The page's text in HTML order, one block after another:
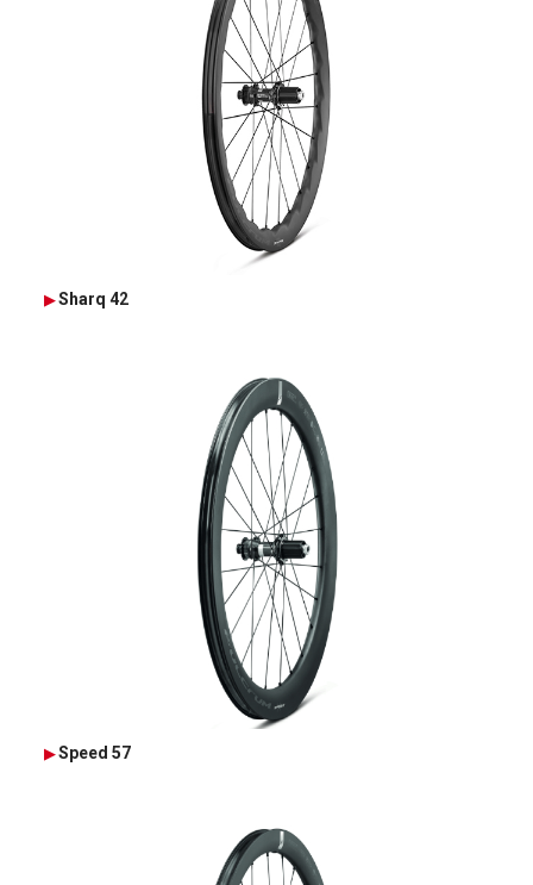
Sharq 42
Speed 57